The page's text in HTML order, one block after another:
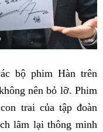
bộ phim Hàn trên
nên bỏ lỡ. Phim
trai của tập đoàn
lãm lại thông minh